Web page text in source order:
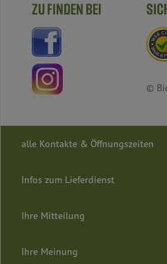
ZU FINDEN BEI
©
alle Kontakte & Öffnungszeiten
Infos zum Lieferdienst
Ihre Mitteilung
Ihre Meinung